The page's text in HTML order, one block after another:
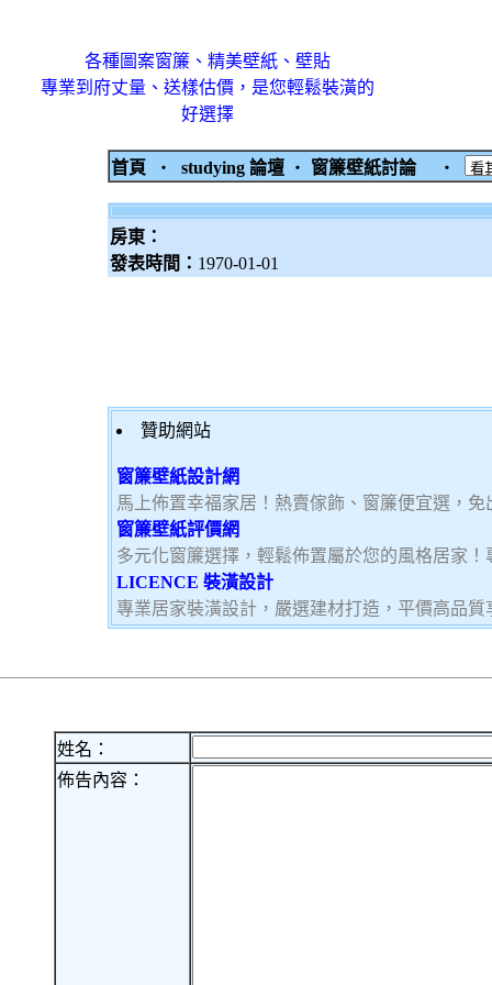
各種圖案窗簾、精美壁紙、壁貼
專業到府丈量、送樣估價，是您輕鬆裝潢的
好選擇
首頁 ‧ studying 論壇 ‧ 窗簾壁紙討論 ‧
房東：
發表時間： 1970-01-01
贊助網站
窗簾壁紙設計網
馬上佈置幸福家居！熱賣傢飾、窗簾便宜選，
窗簾壁紙評價網
多元化窗簾選擇，輕鬆佈置屬於您的風格居家
LICENCE 裝潢設計
專業居家裝潢設計，嚴選建材打造，平價高品
姓名：
佈告內容：